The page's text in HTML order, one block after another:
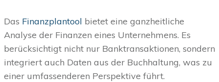
Das Finanzplantool bietet eine ganzheitliche
Analyse der Finanzen eines Unternehmens. Es
berücksichtigt nicht nur Banktransaktionen, sondern
integriert auch Daten aus der Buchhaltung, was zu
einer umfassenderen Perspektive führt.